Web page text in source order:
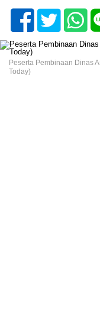
Peserta Pembinaan Dinas
Today)